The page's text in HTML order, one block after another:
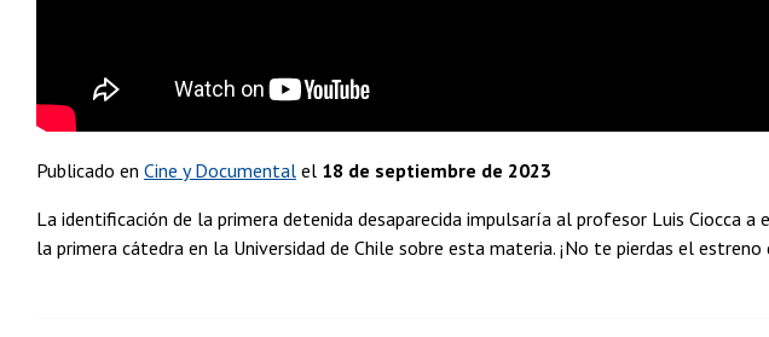
Publicado en Cine y Documental el 18 de septiembre de 2023
La identificación de la primera detenida desaparecida impulsaría al profesor Luis Ciocca
la primera cátedra en la Universidad de Chile sobre esta materia. ¡No te pierdas el